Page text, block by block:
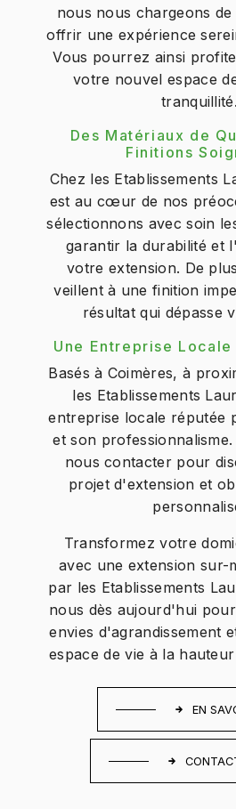
nous nous chargeons
offrir une expérience
Vous pourrez ainsi
votre nouvel espace
tranquillité.
Des Matériaux de
Finitions
Chez les Etablissements
est au cœur de nos
sélectionnons avec soin
garantir la durabilité et
votre extension. De
veillent à une finition
résultat qui dépasse
Une Entreprise
Basés à Coimères, à
les Etablissements
entreprise locale réputée
et son
nous contacter pour
projet d'extension et
Transformez votre
avec une extension sur-
par les Etablissements
nous dès aujourd'hui
envies d'agrandissement
espace de vie à la
EN